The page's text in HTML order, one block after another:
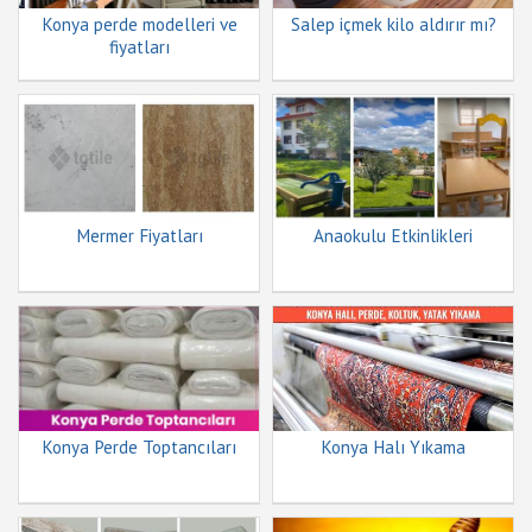
Konya perde modelleri ve
fiyatları
Salep içmek kilo aldırır mı?
Mermer Fiyatları Anaokulu Etkinlikleri
Konya Perde Toptancıları Konya Halı Yıkama